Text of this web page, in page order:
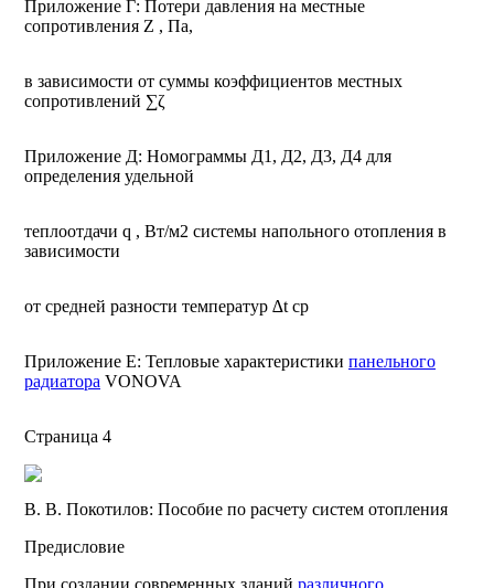
Приложение Г: Потери давления на местные
сопротивления Z , Па,
в зависимости от суммы коэффициентов местных
сопротивлений ∑ζ
Приложение Д: Номограммы Д1, Д2, Д3, Д4 для
определения удельной
теплоотдачи q , Вт/м2 системы напольного отопления в
зависимости
от средней разности температур ∆t ср
Приложение Е: Тепловые характеристики панельного
радиатора VONOVA
Страница 4
В. В. Покотилов: Пособие по расчету систем отопления
Предисловие